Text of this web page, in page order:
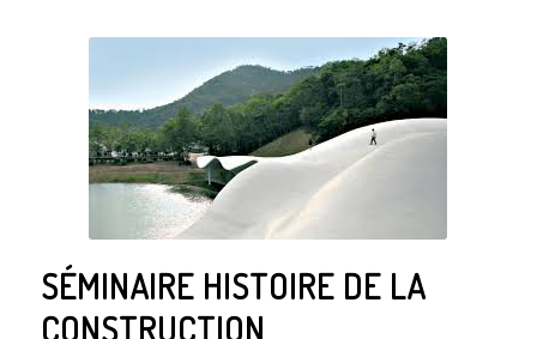
SÉMINAIRE HISTOIRE DE LA
CONSTRUCTION